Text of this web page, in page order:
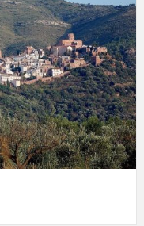
d'Emma Zafon